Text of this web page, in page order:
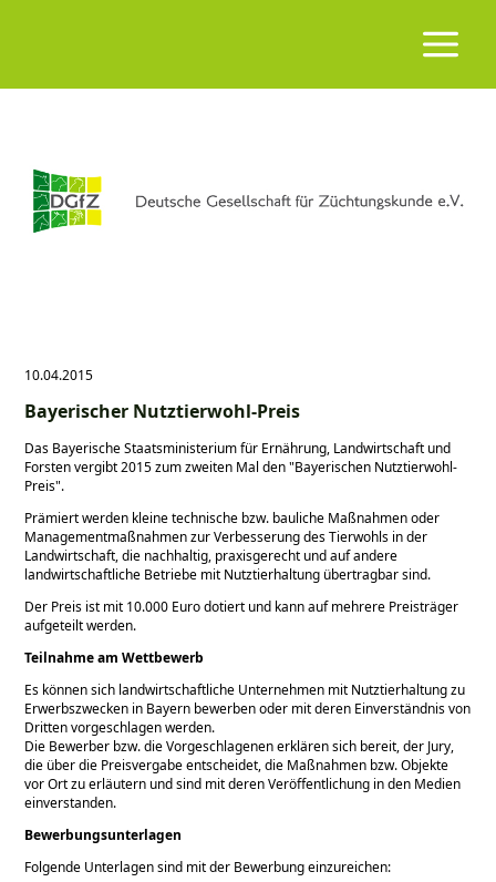
10.04.2015
Bayerischer Nutztierwohl-Preis
Das Bayerische Staatsministerium für Ernährung, Landwirtschaft und
Forsten vergibt 2015 zum zweiten Mal den Bayerischen Nutztierwohl-
Preis .
Prämiert werden kleine technische bzw. bauliche Maßnahmen oder
Managementmaßnahmen zur Verbesserung des Tierwohls in der
Landwirtschaft, die nachhaltig, praxisgerecht und auf andere
landwirtschaftliche Betriebe mit Nutztierhaltung übertragbar sind.
Der Preis ist mit 10.000 Euro dotiert und kann auf mehrere Preisträger
aufgeteilt werden.
Teilnahme am Wettbewerb
Es können sich landwirtschaftliche Unternehmen mit Nutztierhaltung zu
Erwerbszwecken in Bayern bewerben oder mit deren Einverständnis von
Dritten vorgeschlagen werden.
Die Bewerber bzw. die Vorgeschlagenen erklären sich bereit, der Jury,
die über die Preisvergabe entscheidet, die Maßnahmen bzw. Objekte
vor Ort zu erläutern und sind mit deren Veröffentlichung in den Medien
einverstanden.
Bewerbungsunterlagen
Folgende Unterlagen sind mit der Bewerbung einzureichen: